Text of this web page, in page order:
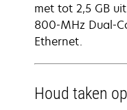
met tot 2,5 GB
800-MHz Dual-
Ethernet.
Houd taken